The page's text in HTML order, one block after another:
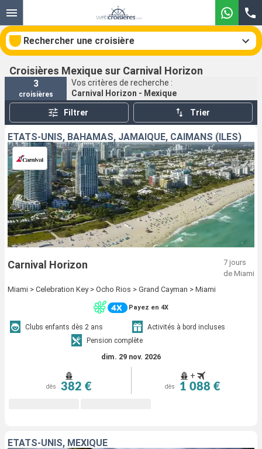
Rechercher une croisière
Nos destinations
Mois de départ
Ports Compagnies
Rechercher
Croisières Mexique sur Carnival Horizon
3
croisières
Vos critères de recherche :
Carnival Horizon - Mexique
Filtrer Trier
ÉTATS-UNIS, BAHAMAS, JAMAÏQUE, CAÏMANS (ÎLES)
Carnival Horizon
7 jours
de Miami
Miami > Celebration Key > Ocho Rios > Grand Cayman > Miami
Payez en 4X
Clubs enfants dès 2 ans
Activités à bord incluses
Pension complète
dim. 29 nov. 2026
dès 382 €
+
dès 1 088 €
ÉTATS-UNIS, MEXIQUE